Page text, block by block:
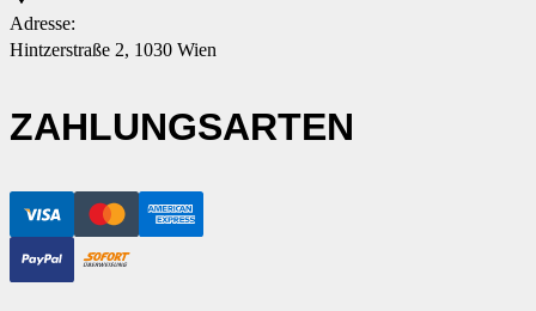
Adresse:
Hintzerstraße 2, 1030 Wien
ZAHLUNGSARTEN